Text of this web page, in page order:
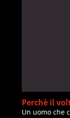
Perchè il
Un uomo che